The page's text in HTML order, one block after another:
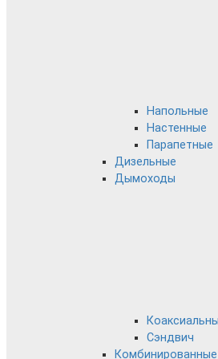
Напольные
Настенные
Парапетные
Дизельные
Дымоходы
Сэндвич
Комбинированные